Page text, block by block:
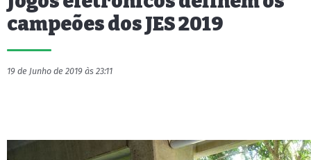
campeões dos JES 2019
19 de Junho de 2019 às 23:11